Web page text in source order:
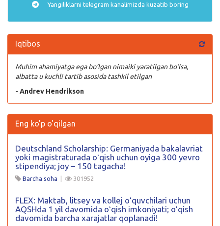
Yangiliklarni telegram kanalimizda kuzatib boring
Iqtibos
Muhim ahamiyatga ega bo’lgan nimaiki yaratilgan bo’lsa,
albatta u kuchli tartib asosida tashkil etilgan
- Andrev Hendrikson
Eng ko'p o'qilgan
Deutschland Scholarship: Germaniyada bakalavriat
yoki magistraturada oʻqish uchun oyiga 300 yevro
stipendiya; joy – 150 tagacha!
Barcha soha | 301952
FLEX: Maktab, litsey va kollej oʻquvchilari uchun
AQSHda 1 yil davomida oʻqish imkoniyati; oʻqish
davomida barcha xarajatlar qoplanadi!